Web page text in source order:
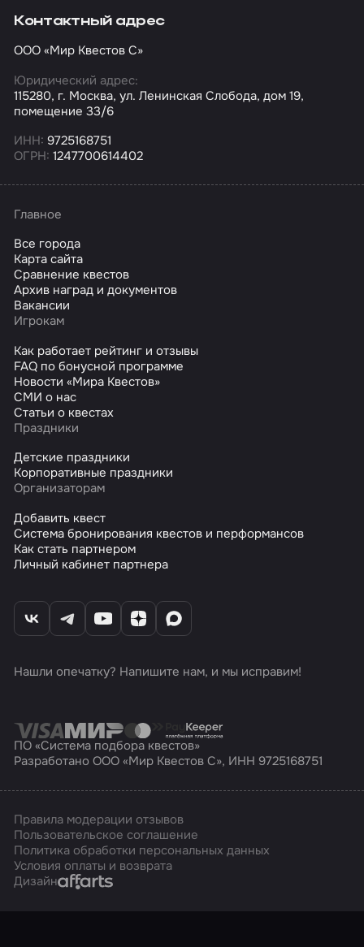
Контактный адрес
ООО «Мир Квестов С»
Юридический адрес:
115280, г. Москва, ул. Ленинская Слобода, дом 19,
помещение 33/6
ИНН: 9725168751
ОГРН: 1247700614402
Главное
Все города
Карта сайта
Сравнение квестов
Архив наград и документов
Вакансии
Игрокам
Как работает рейтинг и отзывы
FAQ по бонусной программе
Новости «Мира Квестов»
СМИ о нас
Статьи о квестах
Праздники
Детские праздники
Корпоративные праздники
Организаторам
Добавить квест
Система бронирования квестов и перформансов
Как стать партнером
Личный кабинет партнера
Нашли опечатку? Напишите нам, и мы исправим!
ПО «Система подбора квестов»
Разработано ООО «Мир Квестов С», ИНН 9725168751
Правила модерации отзывов
Пользовательское соглашение
Политика обработки персональных данных
Условия оплаты и возврата
ДизайнAffarts